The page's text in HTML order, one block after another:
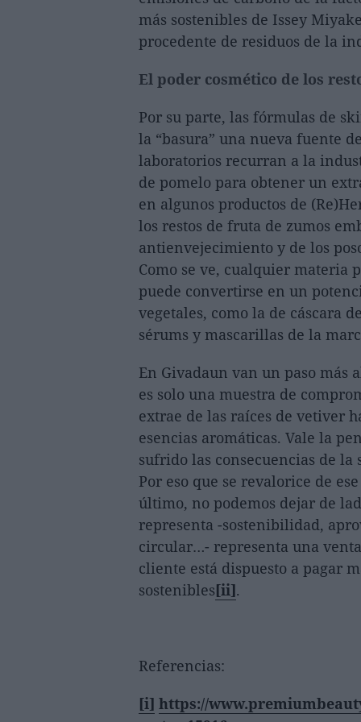
más sostenibles de Issey
procedente de residuos de la
El poder cosmético de los
Por su parte, las fórmulas de
la “basura” una nueva fuente
laboratorios recurran a la
de pomelo para obtener un
en algunos productos de
los restos de fruta de zumos
antienvejecimiento y de los
Como se ve, cualquier materia
puede convertirse en un
vegetales, como la de cáscara
sérums y mascarillas de la
En Givadaun van un paso más
es solo una muestra de
extrae de las raíces de vetiver
esencias aromáticas. Vale la
sufrido las consecuencias de
Por eso que se revalorice de
último, no podemos dejar de
representa -sostenibilidad,
circular…- representa una
cliente está dispuesto a pagar
sostenibles[ii].
Referencias:
[i] https://